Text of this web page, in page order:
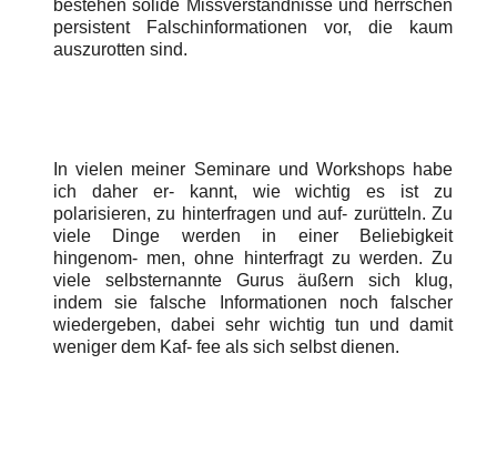
bestehen solide Missverständnisse und herrschen
persistent Falschinformationen vor, die kaum
auszurotten sind.
In vielen meiner Seminare und Workshops habe
ich daher er- kannt, wie wichtig es ist zu
polarisieren, zu hinterfragen und auf- zurütteln. Zu
viele Dinge werden in einer Beliebigkeit
hingenom- men, ohne hinterfragt zu werden. Zu
viele selbsternannte Gurus äußern sich klug,
indem sie falsche Informationen noch falscher
wiedergeben, dabei sehr wichtig tun und damit
weniger dem Kaf- fee als sich selbst dienen.